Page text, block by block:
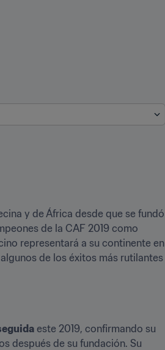
y de África desde que se fundó
de la CAF 2019 como
representará a su continente en
de los éxitos más rutilantes
este 2019, confirmando su
después de su fundación. Su